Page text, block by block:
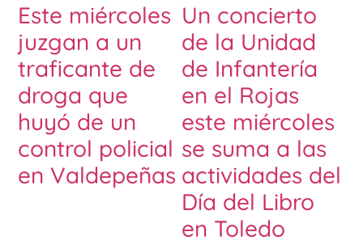
Este miércoles
juzgan a un
traficante de
droga que
huyó de un
control policial
en Valdepeñas
Un concierto
de la Unidad
de Infantería
en el Rojas
este miércoles
se suma a las
actividades del
Día del Libro
en Toledo